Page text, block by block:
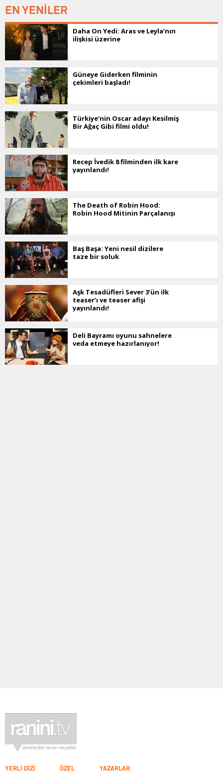
EN YENİLER
Daha On Yedi: Aras ve Leyla’nın
ilişkisi üzerine
Güneye Giderken filminin
çekimleri başladı!
Türkiye’nin Oscar adayı Kesilmiş
Bir Ağaç Gibi filmi oldu!
Recep İvedik 8 filminden ilk kare
yayınlandı!
The Death of Robin Hood:
Robin Hood Mitinin Parçalanışı
Baş Başa: Yeni nesil dizilere
taze bir soluk
Aşk Tesadüfleri Sever 3’ün ilk
teaser’ı ve teaser afişi
yayınlandı!
Deli Bayramı oyunu sahnelere
veda etmeye hazırlanıyor!
YERLİ DİZİ ÖZEL YAZARLAR